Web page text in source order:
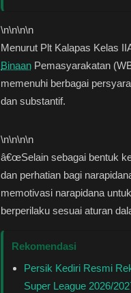
\n\n\n\n
Menurut Plt Kalapas Kelas
Binaan Pemasyarakatan
memenuhi berbagai
dan substantif.
\n\n\n\n
â€œSelain sebagai bentuk
dan perhatian bagi
memotivasi narapidana
berperilaku sesuai aturan
Rekomendasi
Persik Kediri Resmi
Super League 2026/